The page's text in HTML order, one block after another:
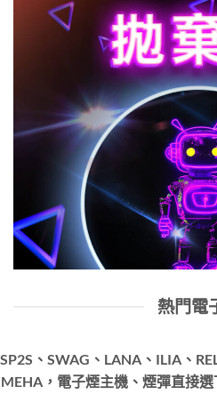
熱門電
SP2S、SWAG、LANA、ILIA、
MEHA，電子煙主機、煙彈直接